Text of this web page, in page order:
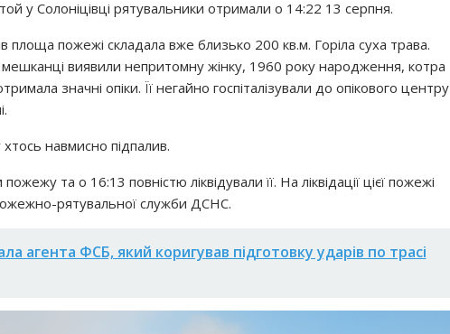
у Солоніцівці рятувальники отримали о 14:22 13 серпня.
площа пожежі складала вже близько 200 кв.м. Горіла суха трава.
мешканці виявили непритомну жінку, 1960 року народження, котра
значні опіки. Її негайно госпіталізували до опікового центру
навмисно підпалив.
та о 16:13 повністю ліквідували її. На ліквідації цієї пожежі
рятувальної служби ДСНС.
агента ФСБ, який коригував підготовку ударів по трасі